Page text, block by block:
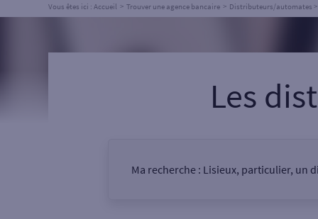
Vous êtes ici : Accueil Trouver une agence bancaire Distributeurs/automates
Les
Ma recherche : Lisieux, particulier, un